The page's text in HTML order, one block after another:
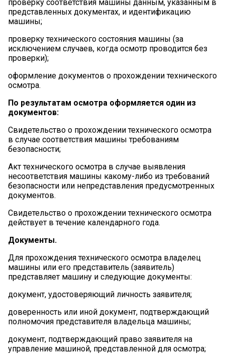
проверку соответствия машины данным, указанным в
представленных документах, и идентификацию
машины;
проверку технического состояния машины (за
исключением случаев, когда осмотр проводится без
проверки);
оформление документов о прохождении технического
осмотра.
По результатам осмотра оформляется один из
документов:
Свидетельство о прохождении технического осмотра
в случае соответствия машины требованиям
безопасности;
Акт технического осмотра в случае выявления
несоответствия машины какому-либо из требований
безопасности или непредставления предусмотренных
документов.
Свидетельство о прохождении технического осмотра
действует в течение календарного года.
Документы.
Для прохождения технического осмотра владелец
машины или его представитель (заявитель)
представляет машину и следующие документы:
документ, удостоверяющий личность заявителя;
доверенность или иной документ, подтверждающий
полномочия представителя владельца машины;
документ, подтверждающий право заявителя на
управление машиной, представленной для осмотра;